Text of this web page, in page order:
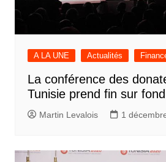
A LA UNE Actualités
La conférence des
Tunisie prend fin sur
Martin Levalois 1